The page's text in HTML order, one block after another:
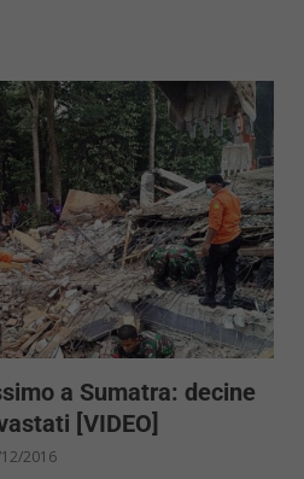
a Sumatra: decine
[VIDEO]
2016